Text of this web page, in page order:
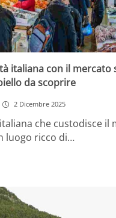
italiana con il mercato
da scoprire
2 Dicembre 2025
che custodisce il
luogo ricco di…